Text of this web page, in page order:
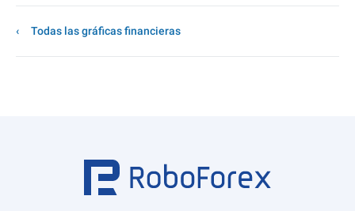
Todas las gráficas financieras